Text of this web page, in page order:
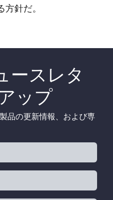
針だ。
ースレタ
ップ
品の更新情報、および専